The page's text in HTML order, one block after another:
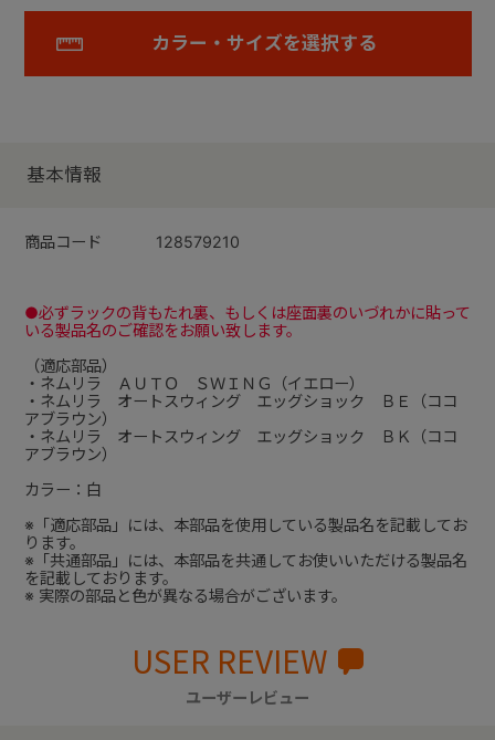
カラー・サイズを選択する
基本情報
商品コード 128579210
●必ずラックの背もたれ裏、もしくは座面裏のいづれかに貼って
いる製品名のご確認をお願い致します。
（適応部品）
・ネムリラ ＡＵＴＯ ＳＷＩＮＧ（イエロー）
・ネムリラ オートスウィング エッグショック ＢＥ（ココ
アブラウン）
・ネムリラ オートスウィング エッグショック ＢＫ（ココ
アブラウン）
カラー：白
※「適応部品」には、本部品を使用している製品名を記載してお
ります。
※「共通部品」には、本部品を共通してお使いいただける製品名
を記載しております。
※ 実際の部品と色が異なる場合がございます。
USER REVIEW
ユーザーレビュー